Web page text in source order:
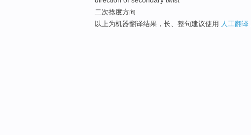
二次捻度方向
以上为机器翻译结果，长、整句建议使用 人工翻译